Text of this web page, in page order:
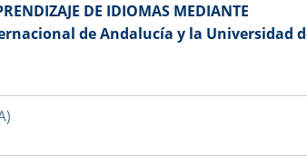
DE IDIOMAS MEDIANTE
de Andalucía y la Universidad